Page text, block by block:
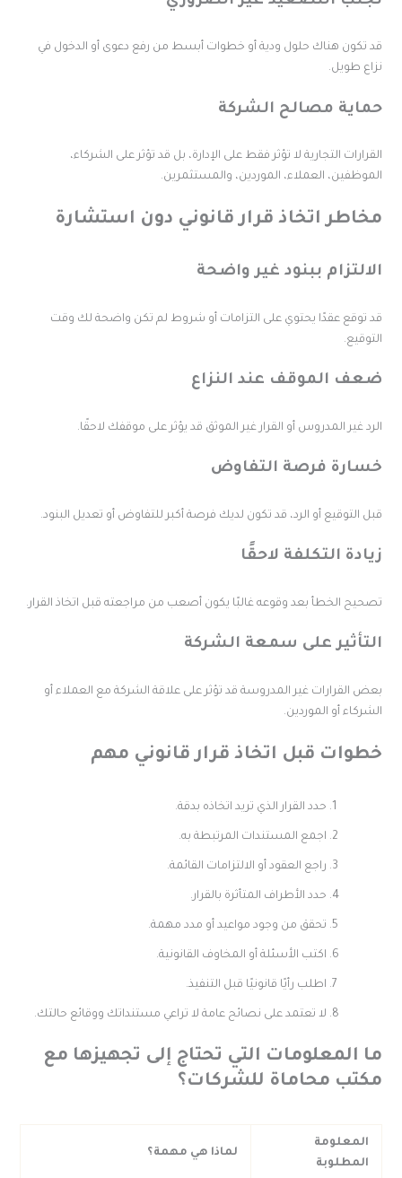
تكون هناك حلول ودية أو خطوات أبسط من رفع دعوى أو الدخول في
طويل.
مصالح الشركة
التجارية لا تؤثر فقط على الإدارة، بل قد تؤثر على الشركاء،
العملاء، الموردين، والمستثمرين.
اتخاذ قرار قانوني دون استشارة
ببنود غير واضحة
توقع عقدًا يحتوي على التزامات أو شروط لم تكن واضحة لك وقت
الموقف عند النزاع
غير المدروس أو القرار غير الموثق قد يؤثر على موقفك لاحقًا.
فرصة التفاوض
التوقيع أو الرد، قد تكون لديك فرصة أكبر للتفاوض أو تعديل البنود.
التكلفة لاحقًا
الخطأ بعد وقوعه غالبًا يكون أصعب من مراجعته قبل اتخاذ القرار.
على سمعة الشركة
القرارات غير المدروسة قد تؤثر على علاقة الشركة مع العملاء أو
أو الموردين.
قبل اتخاذ قرار قانوني مهم
حدد القرار الذي تريد اتخاذه بدقة.
اجمع المستندات المرتبطة به.
راجع العقود أو الالتزامات القائمة.
حدد الأطراف المتأثرة بالقرار.
تحقق من وجود مواعيد أو مدد مهمة.
اكتب الأسئلة أو المخاوف القانونية.
اطلب رأيًا قانونيًا قبل التنفيذ.
لا تعتمد على نصائح عامة لا تراعي مستنداتك ووقائع حالتك.
المعلومات التي تحتاج إلى تجهيزها مع
محاماة للشركات؟
المعلومة
المطلوبة
لماذا هي مهمة؟